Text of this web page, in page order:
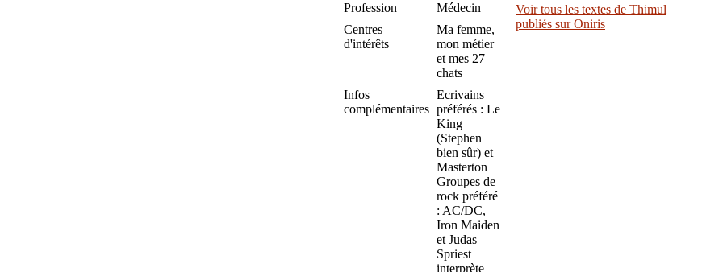
Profession
Médecin
Centres
d'intérêts
Ma femme,
mon métier
et mes 27
chats
Infos
complémentaires
Ecrivains
préférés : Le
King
(Stephen
bien sûr) et
Masterton
Groupes de
rock préféré
: AC/DC,
Iron Maiden
et Judas
Spriest
interprète
Voir tous les textes de Thimul
publiés sur Oniris